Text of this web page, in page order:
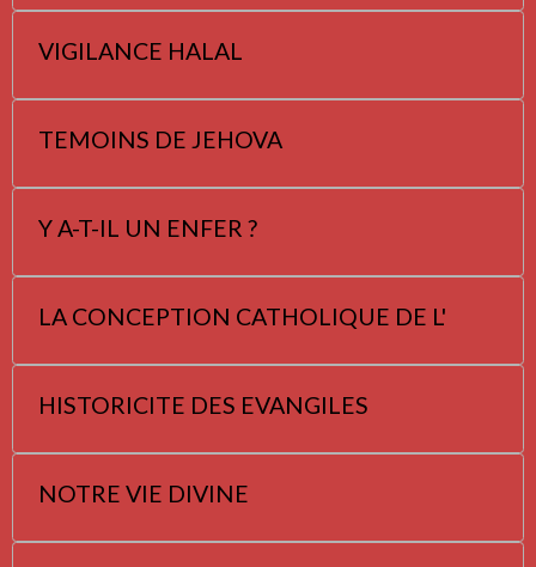
VIGILANCE HALAL
TEMOINS DE JEHOVA
Y A-T-IL UN ENFER ?
LA CONCEPTION CATHOLIQUE DE L'
HISTORICITE DES EVANGILES
NOTRE VIE DIVINE